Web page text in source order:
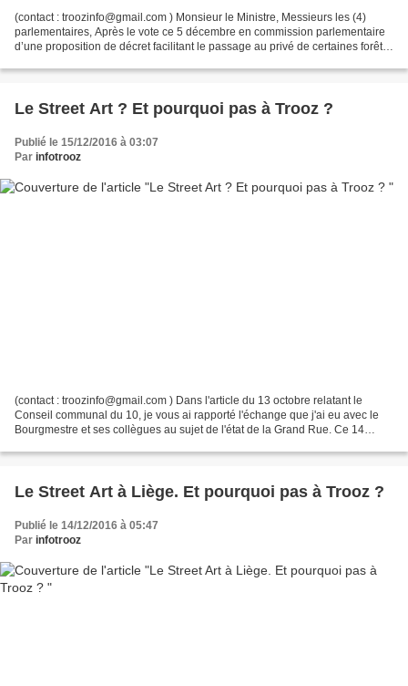
(contact : troozinfo@gmail.com ) Monsieur le Ministre, Messieurs les (4)
parlementaires, Après le vote ce 5 décembre en commission parlementaire
d’une proposition de décret facilitant le passage au privé de certaines forêts
Le Street Art ? Et pourquoi pas à Trooz ?
Publié le 15/12/2016 à 03:07
Par infotrooz
(contact : troozinfo@gmail.com ) Dans l'article du 13 octobre relatant le
Conseil communal du 10, je vous ai rapporté l'échange que j'ai eu avec le
Bourgmestre et ses collègues au sujet de l'état de la Grand Rue. Ce 14
Le Street Art à Liège. Et pourquoi pas à Trooz ?
Publié le 14/12/2016 à 05:47
Par infotrooz